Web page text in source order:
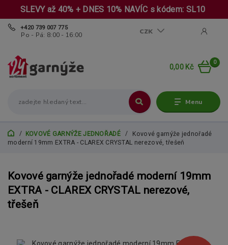
SLEVY až 40% + DNES 10% NAVÍC s kódem: SL10
Menu
CZK
+420 739 007 775
Po - Pá: 8:00 - 16:00
0
0,00 Kč
KOVOVÉ GARNÝŽE JEDNOŘADÉ
Kovové garnýže jednořadé
moderní 19mm EXTRA - CLAREX CRYSTAL nerezové, třešeň
Kovové garnýže jednořadé moderní 19mm
EXTRA - CLAREX CRYSTAL nerezové,
třešeň